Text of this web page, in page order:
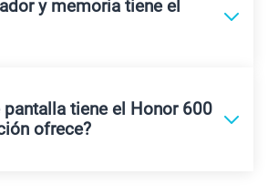
y memoria tiene el
pantalla tiene el Honor 600
ofrece?